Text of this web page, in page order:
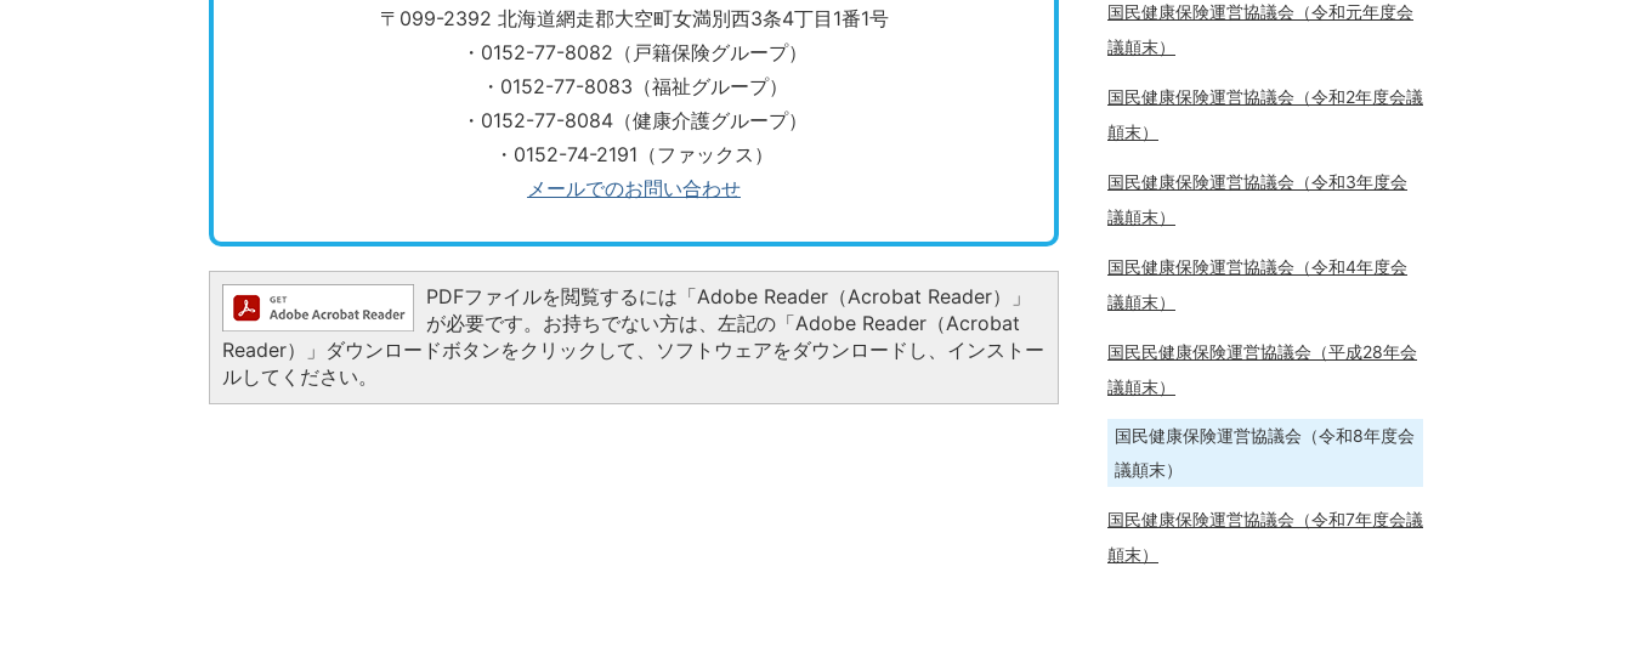
〒099-2392 北海道網走郡大空町女満別西3条4丁目1番1号
・0152-77-8082（戸籍保険グループ）
・0152-77-8083（福祉グループ）
​​​​​​​・0152-77-8084（健康介護グループ）
・0152-74-2191（ファックス）
メールでのお問い合わせ
PDFファイルを閲覧するには「Adobe Reader（Acrobat Reader）」
が必要です。お持ちでない方は、左記の「Adobe Reader（Acrobat
Reader）」ダウンロードボタンをクリックして、ソフトウェアをダウンロードし、インストー
ルしてください。
国民健康保険運営協議会（令和元年度会
議顛末）
国民健康保険運営協議会（令和2年度会議
顛末）
国民健康保険運営協議会（令和3年度会
議顛末）
国民健康保険運営協議会（令和4年度会
議顛末）
国民民健康保険運営協議会（平成28年会
議顛末）
国民健康保険運営協議会（令和8年度会
議顛末）
国民健康保険運営協議会（令和7年度会議
顛末）